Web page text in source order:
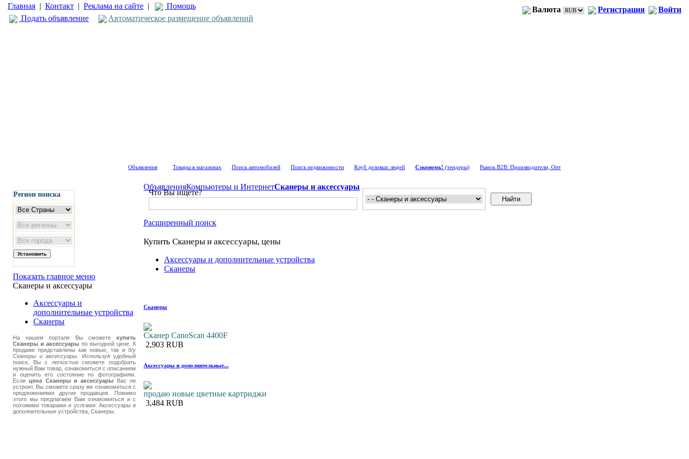
Главная | Контакт | Реклама на сайте |
Помощь
Подать объявление
Автоматическое размещение объявлений
Валюта Регистрация Войти
Объявления Товары в магазинах Поиск автомобилей Поиск недвижимости Клуб деловых людей Сэкономь! (тендеры) Рынок B2B: Производители, Опт
Регион поиска
Показать главное меню
Сканеры и аксессуары
Аксессуары и
дополнительные устройства
Сканеры
На нашем портале Вы сможете купить
Сканеры и аксессуары по выгодной цене. К
продаже представлены как новые, так и б/у
Сканеры и аксессуары . Используя удобный
поиск, Вы с легкостью сможете подобрать
нужный Вам товар, ознакомиться с описанием
и оценить его состояние по фотографиям.
Еслицена Сканеры и аксессуары Вас не
устроит, Вы сможете сразу же ознакомиться с
предложениями других продавцев. Помимо
этого мы предлагаем Вам ознакомиться и с
похожими товарами и услгами: Аксессуары и
дополнительные устройства, Сканеры.
ОбъявленияКомпьютеры и ИнтернетСканеры и аксессуары
Что Вы ищете?
Расширенный поиск
Купить Сканеры и аксессуары, цены
Аксессуары и дополнительные устройства
Сканеры
Сканеры
Сканер CanoScan 4400F
2,903 RUB
Аксессуары и дополнительные...
продаю новые цветные картриджи
3,484 RUB